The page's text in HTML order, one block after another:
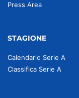
Press Area
STAGIONE
Calendario Serie A
Classifica Serie A